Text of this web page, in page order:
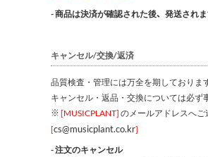
- 商品は決済が確認された後、発送されま
キャンセル/交換/返済
品質検査・管理には万全を期しておりま
キャンセル・返品・交換については必ず
※ [MUSICPLANT] のメールアドレスへご
[cs@musicplant.co.kr]
- 注文のキャンセル